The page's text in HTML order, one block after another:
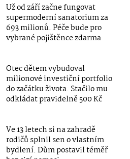
Už od září začne fungovat
supermoderní sanatorium za
693 milionů. Péče bude pro
vybrané pojištěnce zdarma
Otec dětem vybudoval
milionové investiční portfolio
do začátku života. Stačilo mu
odkládat pravidelně 500 Kč
Ve 13 letech si na zahradě
rodičů splnil sen o vlastním
bydlení. Dům postavil téměř